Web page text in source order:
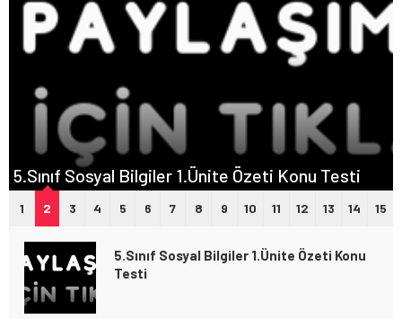
8.Sınıf Fen Bilimleri 5.Ünite: Basit Makineler
5.Sınıf Tüm Dersler 1. Ünite Özetleri
5.Sınıf Sosyal Bilgiler 1.Ünite Özeti Konu Testi
1 2 3 4 5 6 7 8 9 10 11 12 13 14 15
5.Sınıf Sosyal Bilgiler 1.Ünite Özeti Konu
Testi